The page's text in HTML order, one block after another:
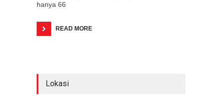
hanya 66
READ MORE
Lokasi